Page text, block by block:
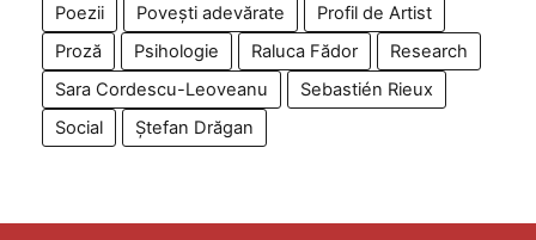
Poezii
Povești adevărate
Profil de Artist
Proză
Psihologie Raluca Fădor
Research
Sara Cordescu-Leoveanu
Sebastién Rieux
Social
Ștefan Drăgan